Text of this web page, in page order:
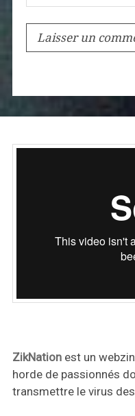
ZikNationest un
horde de passionnés
transmettre le virus